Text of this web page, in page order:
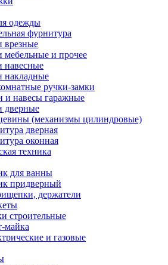
одежды
фурнитура
врезные
мебельные и прочее
навесные
накладные
ручки-замки
и навесы гаражные
дверные
(механизмы цилиндровые)
дверная
оконная
техника
для ванны
придверный
держатели
строительные
майка
и газовые